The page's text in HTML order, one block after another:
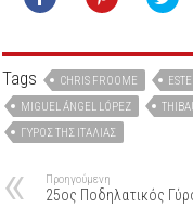
Tags CHRIS FROOME
MIGUEL ÁNGEL LÓPEZ
ΓΎΡΟΣ ΤΗΣ ΙΤΑΛΊΑΣ
Προηγούμενη
25ος Ποδηλατικός